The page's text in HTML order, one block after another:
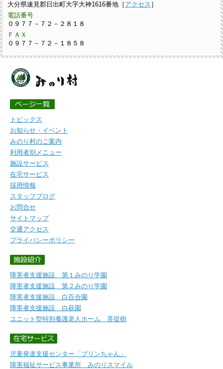
大分県速見郡日出町大字大神1616番地［ アクセス ］
電話番号
０９７７－７２－２８１８
ＦＡＸ
０９７７－７２－１８５８
トピックス
お知らせ・イベント
みのり村のご案内
利用者別メニュー
施設サービス
在宅サービス
採用情報
スタッフブログ
お問合せ
サイトマップ
交通アクセス
プライバシーポリシー
障害者支援施設 第１みのり学園
障害者支援施設 第２みのり学園
障害者支援施設 白百合園
障害者支援施設 白萩園
ユニット型特別養護老人ホーム 菩提樹
児童発達支援センター「プリンちゃん」
障害福祉サービス事業所 みのりスマイル